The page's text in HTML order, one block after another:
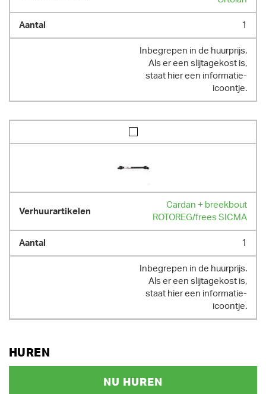
1
Inbegrepen in de huurprijs.
Als er een slijtagekost is,
staat hier een informatie-
icoontje.
Cardan + breekbout
ROTOREG/frees SICMA
1
Inbegrepen in de huurprijs.
Als er een slijtagekost is,
staat hier een informatie-
icoontje.
HUREN
NU HUREN